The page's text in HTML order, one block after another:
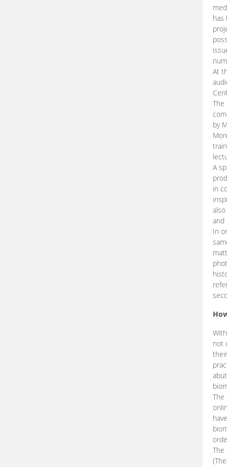
has
At
The
by
A
in
and
In
not
The